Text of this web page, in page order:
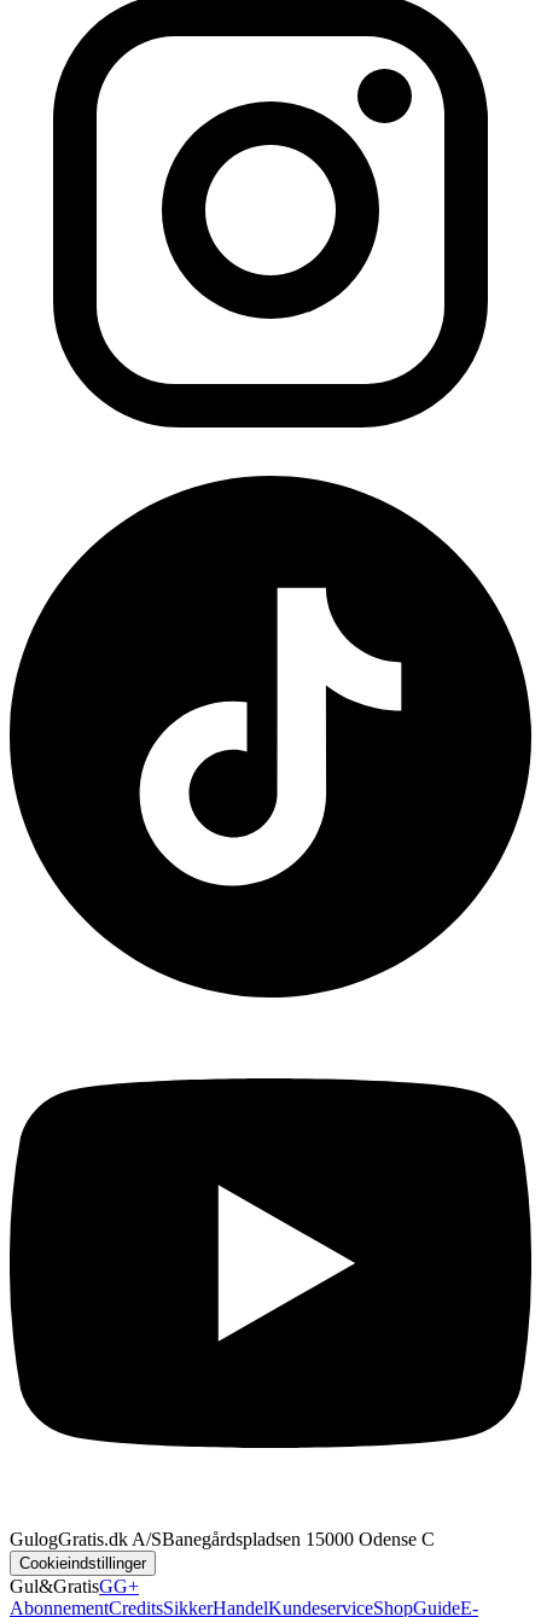
GulogGratis.dk A/SBanegårdspladsen 1 5000 Odense C
Cookieindstillinger
Gul&GratisGG+
AbonnementCreditsSikkerHandelKundeserviceShopGuideE-